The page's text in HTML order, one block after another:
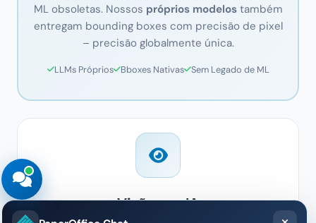
ML obsoletas. Nossos próprios modelostambém
entregam bounding boxes com precisão de pixel
– precisão globalmente única.
LLMs Próprios Bboxes Nativas Sem Legado de ML
Visão por IA